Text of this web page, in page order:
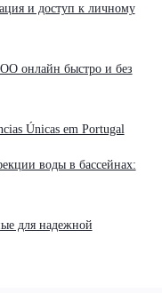
и доступ к личному
онлайн быстро и без
Únicas em Portugal
воды в бассейнах:
для надежной